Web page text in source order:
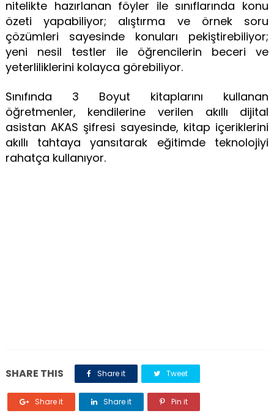
nitelikte hazırlanan föyler ile sınıflarında konu
özeti yapabiliyor; alıştırma ve örnek soru
çözümleri sayesinde konuları pekiştirebiliyor;
yeni nesil testler ile öğrencilerin beceri ve
yeterliliklerini kolayca görebiliyor.
Sınıfında 3 Boyut kitaplarını kullanan
öğretmenler, kendilerine verilen akıllı dijital
asistan AKAS şifresi sayesinde, kitap içeriklerini
akıllı tahtaya yansıtarak eğitimde teknolojiyi
rahatça kullanıyor.
SHARE THIS Share it Tweet
Share it Share it Pin it